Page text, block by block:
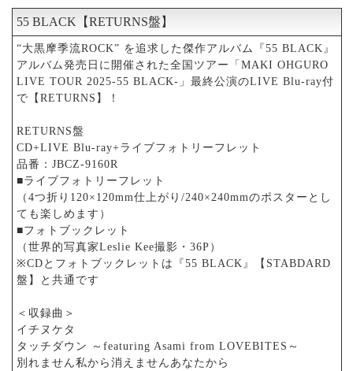
1 2
55 BLACK【RETURNS盤】
“大黒摩季流ROCK” を追求した傑作アルバム『55 BLACK』
アルバム発売日に開催された全国ツアー「MAKI OHGURO
LIVE TOUR 2025-55 BLACK-」最終公演のLIVE Blu-ray付
で【RETURNS】！
RETURNS盤
CD+LIVE Blu-ray+ライブフォトリーフレット
品番：JBCZ-9160R
■ライブフォトリーフレット
（4つ折り120×120mm仕上がり/240×240mmのポスターとし
ても楽しめます）
■フォトブックレット
（世界的写真家Leslie Kee撮影・36P）
※CDとフォトブックレットは『55 BLACK』【STABDARD
盤】と共通です
＜収録曲＞
イチヌケタ
タッチダウン ～featuring Asami from LOVEBITES～
別れません私から消えませんあなたから